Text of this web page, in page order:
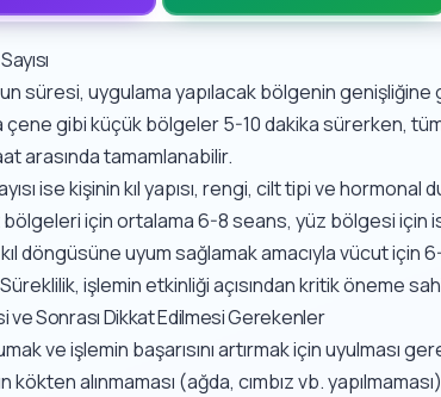
süresi, uygulama yapılacak bölgenin
gibi küçük bölgeler 5-10 dakika sürerken,
arasında tamamlanabilir.
ise kişinin kıl yapısı, rengi, cilt tipi ve
için ortalama 6-8 seans, yüz bölgesi için
kıl döngüsüne uyum sağlamak amacıyla vücut
işlemin etkinliği açısından kritik öneme
ve Sonrası Dikkat Edilmesi Gerekenler
ve işlemin başarısını artırmak için uyulması
kökten alınmaması (ağda, cımbız vb.